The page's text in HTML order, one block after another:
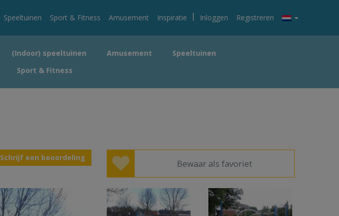
Speeltuinen Sport & Fitness Amusement Inspiratie | Inloggen Registreren
(Indoor) speeltuinen Amusement
Speeltuinen
Sport & Fitness
Schrijf een beoordeling
Bewaar als favoriet